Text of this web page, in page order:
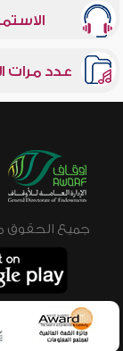
عدد مرات
جميع الحقوق محفوظة © 2026